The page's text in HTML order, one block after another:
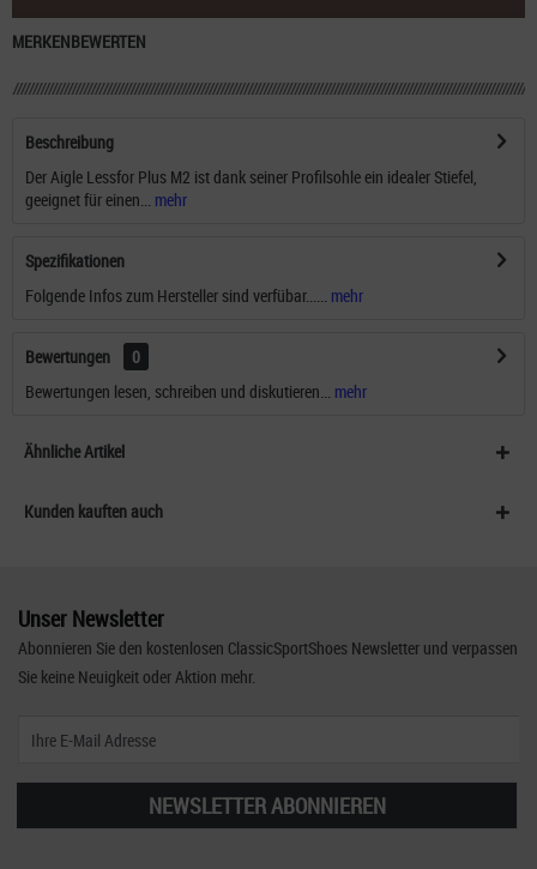
MERKENBEWERTEN
Beschreibung
Der Aigle Lessfor Plus M2 ist dank seiner Profilsohle ein idealer Stiefel,
geeignet für einen...
mehr
Spezifikationen
Folgende Infos zum Hersteller sind verfübar...... mehr
Bewertungen
0
Bewertungen lesen, schreiben und diskutieren...
mehr
Ähnliche Artikel
Kunden kauften auch
Unser Newsletter
Abonnieren Sie den kostenlosen ClassicSportShoes Newsletter und verpassen
Sie keine Neuigkeit oder Aktion mehr.
NEWSLETTER ABONNIEREN